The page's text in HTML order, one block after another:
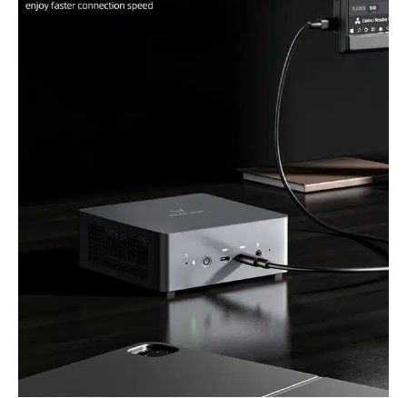
HDMI 2.1 et 2 x USB4,
jusqu'à quatre écrans 4K
peuvent être connectés,
ce qui convient à
différents scénarios